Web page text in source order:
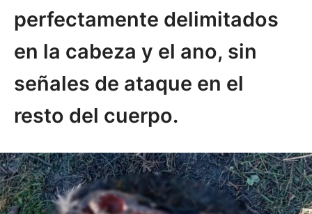
perfectamente delimitados
en la cabeza y el ano, sin
señales de ataque en el
resto del cuerpo.